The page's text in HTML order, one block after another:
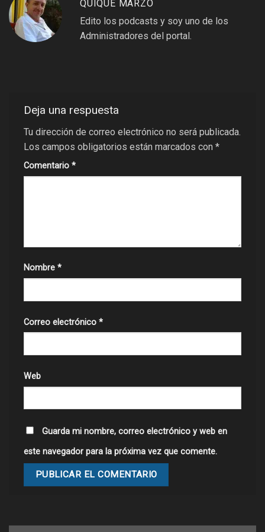
QUIQUE MARZO
Edito los podcasts y soy uno de los
Administradores del portal.
Deja una respuesta
Tu dirección de correo electrónico no será publicada.
Los campos obligatorios están marcados con *
Comentario *
Nombre *
Correo electrónico *
Web
Guarda mi nombre, correo electrónico y web en
este navegador para la próxima vez que comente.